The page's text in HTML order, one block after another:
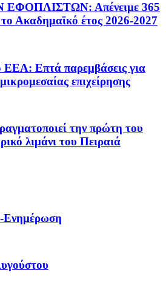
Απένειμε 365
Ακαδημαϊκό έτος 2026-2027
Επτά παρεμβάσεις για
επιχείρησης
την πρώτη του
λιμάνι του Πειραιά